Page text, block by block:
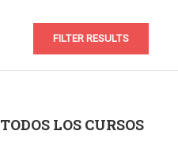
FILTER RESULTS
TODOS LOS CURSOS